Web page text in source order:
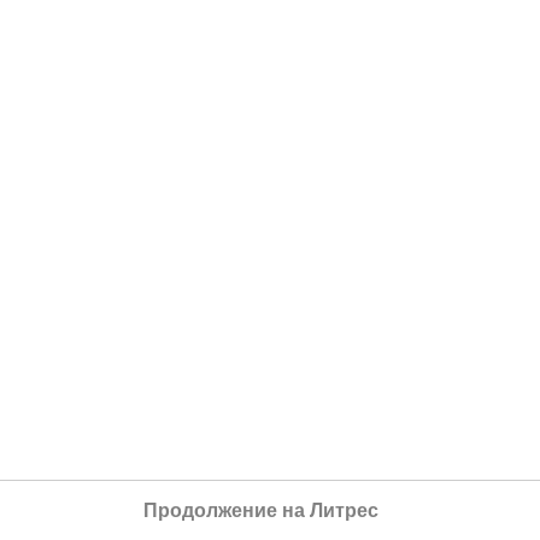
Продолжение на Литрес